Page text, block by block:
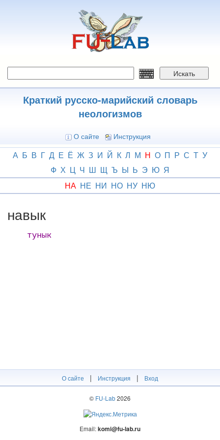
Искать
Краткий русско-марийский словарь
неологизмов
О сайте Инструкция
А Б В Г Д Е Ё Ж З И Й К Л М Н О П Р С Т У
Ф Х Ц Ч Ш Щ Ъ Ы Ь Э Ю Я
НА НЕ НИ НО НУ НЮ
навык
тунык
О сайте | Инструкция | Вход
© FU-Lab2026
Email:komi@fu-lab.ru